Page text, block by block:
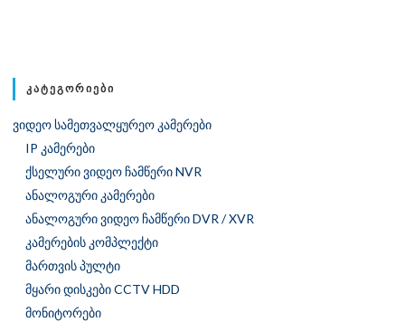
ᲙᲐᲢᲔᲒᲝᲠᲘᲔᲑᲘ
ვიდეო სამეთვალყურეო კამერები
IP კამერები
ქსელური ვიდეო ჩამწერი NVR
ანალოგური კამერები
ანალოგური ვიდეო ჩამწერი DVR / XVR
კამერების კომპლექტი
მართვის პულტი
მყარი დისკები CCTV HDD
მონიტორები